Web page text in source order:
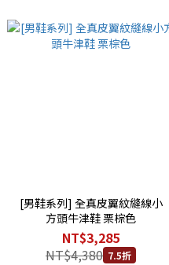
[男鞋系列] 全真皮翼紋縫線小
方頭牛津鞋 栗棕色
NT$3,285
NT$4,380 7.5折